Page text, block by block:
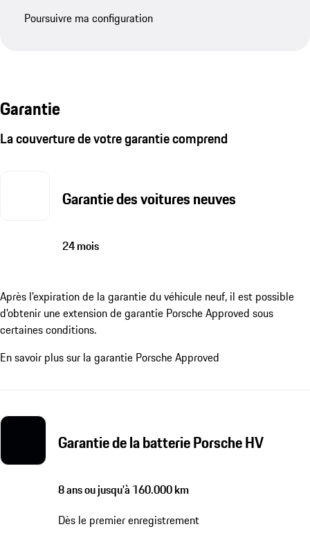
Poursuivre ma configuration
Garantie
La couverture de votre garantie comprend
Garantie des voitures neuves
24 mois
Après l'expiration de la garantie du véhicule neuf, il est possible
d'obtenir une extension de garantie Porsche Approved sous
certaines conditions.
En savoir plus sur la garantie Porsche Approved
Garantie de la batterie Porsche HV
8 ans ou jusqu'à 160.000 km
Dès le premier enregistrement